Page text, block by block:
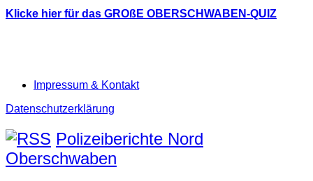
Klicke hier für das GROßE OBERSCHWABEN-QUIZ
Impressum & Kontakt
Datenschutzerklärung
Polizeiberichte Nord
Oberschwaben